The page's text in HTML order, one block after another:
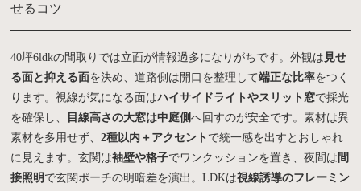
せるコツ
40坪6ldkの間取りでは立面が情報過多になりがちです。外観は 見せ
る面と抑える面を決め、道路側は開口を整理して端正な比率をつく
ります。視線が気になる面はハイサイドライトやスリット窓で採光
を確保し、
目線高さの大窓は中庭側へ回すのが安全です。素材は異
素材を多用せず、2種以内＋アクセント で統一感を出すとおしゃれ
に見えます。玄関は袖壁や格子でワンクッションを置き、夜間は 間
接照明 で玄関ポーチの明暗差を演出。LDKは視線誘導のフレーミン